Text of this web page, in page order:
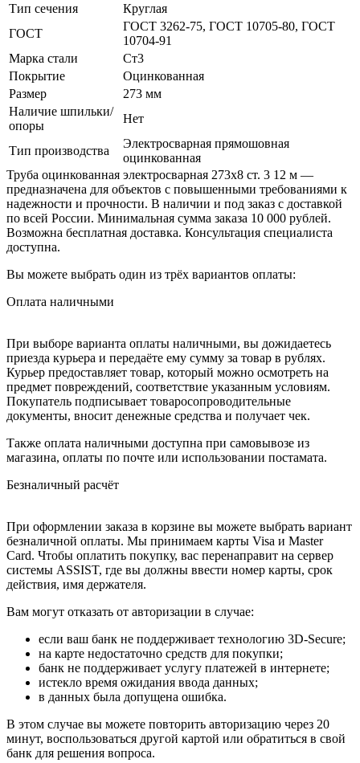
Тип сечения
Круглая
ГОСТ
ГОСТ 3262-75, ГОСТ 10705-80, ГОСТ
10704-91
Марка стали
Ст3
Покрытие
Оцинкованная
Размер
273 мм
Наличие шпильки/
опоры
Нет
Тип производства
Электросварная прямошовная
оцинкованная
Труба оцинкованная электросварная 273х8 ст. 3 12 м —
предназначена для объектов с повышенными требованиями к
надежности и прочности. В наличии и под заказ с доставкой
по всей России. Минимальная сумма заказа 10 000 рублей.
Возможна бесплатная доставка. Консультация специалиста
доступна.
Вы можете выбрать один из трёх вариантов оплаты:
Оплата наличными
При выборе варианта оплаты наличными, вы дожидаетесь
приезда курьера и передаёте ему сумму за товар в рублях.
Курьер предоставляет товар, который можно осмотреть на
предмет повреждений, соответствие указанным условиям.
Покупатель подписывает товаросопроводительные
документы, вносит денежные средства и получает чек.
Также оплата наличными доступна при самовывозе из
магазина, оплаты по почте или использовании постамата.
Безналичный расчёт
При оформлении заказа в корзине вы можете выбрать вариант
безналичной оплаты. Мы принимаем карты Visa и Master
Card. Чтобы оплатить покупку, вас перенаправит на сервер
системы ASSIST, где вы должны ввести номер карты, срок
действия, имя держателя.
Вам могут отказать от авторизации в случае:
если ваш банк не поддерживает технологию 3D-Secure;
на карте недостаточно средств для покупки;
банк не поддерживает услугу платежей в интернете;
истекло время ожидания ввода данных;
в данных была допущена ошибка.
В этом случае вы можете повторить авторизацию через 20
минут, воспользоваться другой картой или обратиться в свой
банк для решения вопроса.